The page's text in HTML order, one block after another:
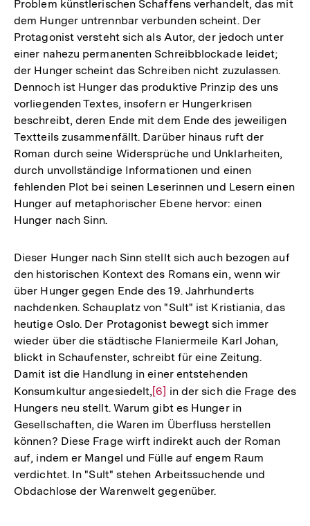
Problem künstlerischen Schaffens verhandelt, das mit
dem Hunger untrennbar verbunden scheint. Der
Protagonist versteht sich als Autor, der jedoch unter
einer nahezu permanenten Schreibblockade leidet;
der Hunger scheint das Schreiben nicht zuzulassen.
Dennoch ist Hunger das produktive Prinzip des uns
vorliegenden Textes, insofern er Hungerkrisen
beschreibt, deren Ende mit dem Ende des jeweiligen
Textteils zusammenfällt. Darüber hinaus ruft der
Roman durch seine Widersprüche und Unklarheiten,
durch unvollständige Informationen und einen
fehlenden Plot bei seinen Leserinnen und Lesern einen
Hunger auf metaphorischer Ebene hervor: einen
Hunger nach Sinn.
Dieser Hunger nach Sinn stellt sich auch bezogen auf
den historischen Kontext des Romans ein, wenn wir
über Hunger gegen Ende des 19. Jahrhunderts
nachdenken. Schauplatz von "Sult" ist Kristiania, das
heutige Oslo. Der Protagonist bewegt sich immer
wieder über die städtische Flaniermeile Karl Johan,
blickt in Schaufenster, schreibt für eine Zeitung.
Damit ist die Handlung in einer entstehenden
Konsumkultur angesiedelt,Zur
Auflösung
der
Fußnote
[6] in der sich die Frage des
Hungers neu stellt. Warum gibt es Hunger in
Gesellschaften, die Waren im Überfluss herstellen
können? Diese Frage wirft indirekt auch der Roman
auf, indem er Mangel und Fülle auf engem Raum
verdichtet. In "Sult" stehen Arbeitssuchende und
Obdachlose der Warenwelt gegenüber.